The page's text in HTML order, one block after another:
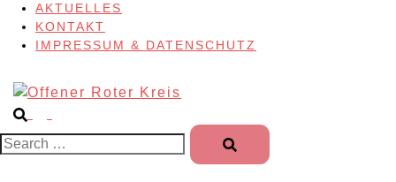
AKTUELLES
KONTAKT
IMPRESSUM & DATENSCHUTZ
Search…